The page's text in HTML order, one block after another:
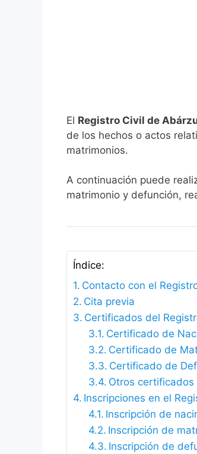
El Registro Civil de
de los hechos o actos
matrimonios.
A continuación puede
matrimonio y defunción,
Índice:
Contacto con el
Cita previa
Certificados del
Certificado de
Certificado de
Certificado de
Otros certificados
Inscripciones en el
Inscripción de
Inscripción de
Inscripción de